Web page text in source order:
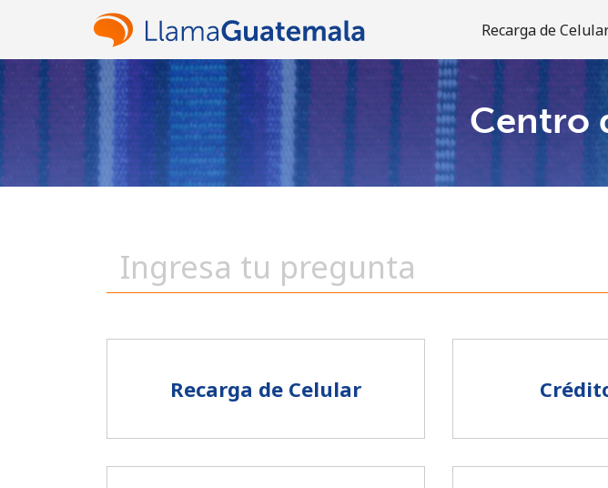
Recarga de
Centro
Recarga de Celular